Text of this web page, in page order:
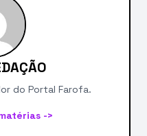
do Portal Farofa.
->